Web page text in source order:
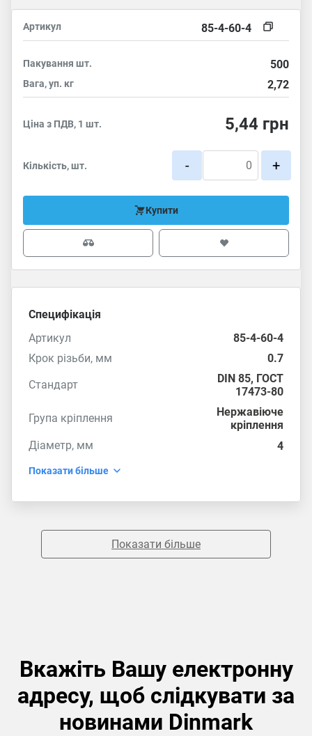
Артикул 85-4-60-4
Пакування шт. 500
Вага, уп. кг 2,72
Ціна з ПДВ, 1 шт. 5,44 грн
Кількість, шт. - +
Купити
Специфікація
Артикул
85-4-60-4
Крок різьби, мм
0.7
Стандарт
DIN 85, ГОСТ
17473-80
Група кріплення
Нержавіюче
кріплення
Діаметр, мм
4
Показати більше
Показати більше
Вкажіть Вашу електронну
адресу, щоб слідкувати за
новинами Dinmark